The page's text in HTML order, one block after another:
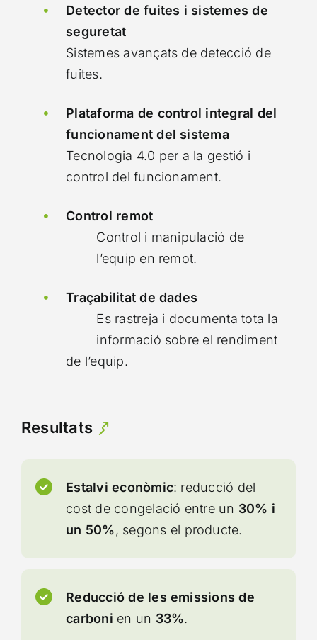
Detector de fuites i sistemes de
seguretat
Sistemes avançats de detecció de
fuites.
Plataforma de control integral del
funcionament del sistema
Tecnologia 4.0 per a la gestió i
control del funcionament.
Control remot
Control i manipulació de
l’equip en remot.
Traçabilitat de dades
Es rastreja i documenta tota la
informació sobre el rendiment
de l’equip.
Resultats
Estalvi econòmic: reducció del
cost de congelació entre un 30% i
un 50%, segons el producte.
Reducció de les emissions de
carboni en un 33%.